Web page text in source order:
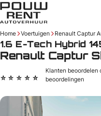
Skiplinks
Home Voertuigen Renault Captur
1.6 E-Tech Hybrid
Renault Captur
Klanten beoordelen
beoordelingen